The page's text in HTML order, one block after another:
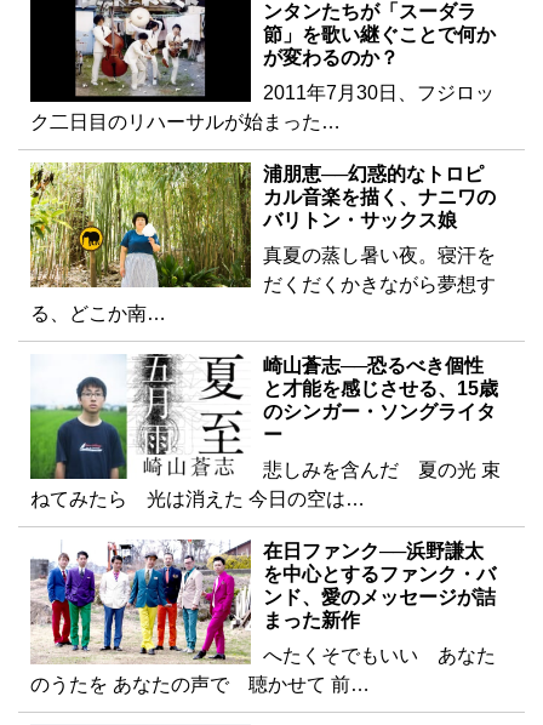
ンタンたちが「スーダラ
節」を歌い継ぐことで何か
が変わるのか？
2011年7月30日、フジロッ
ク二日目のリハーサルが始まった…
浦朋恵──幻惑的なトロピ
カル音楽を描く、ナニワの
バリトン・サックス娘
真夏の蒸し暑い夜。寝汗を
だくだくかきながら夢想す
る、どこか南…
崎山蒼志──恐るべき個性
と才能を感じさせる、15歳
のシンガー・ソングライタ
ー
悲しみを含んだ 夏の光 束
ねてみたら 光は消えた 今日の空は…
在日ファンク──浜野謙太
を中心とするファンク・バ
ンド、愛のメッセージが詰
まった新作
へたくそでもいい あなた
のうたを あなたの声で 聴かせて 前…